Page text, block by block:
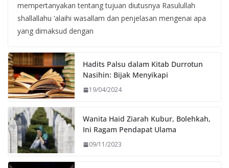
mempertanyakan tentang tujuan diutusnya Rasulullah
shallallahu ‘alaihi wasallam dan penjelasan mengenai apa
yang dimaksud dengan
Hadits Palsu dalam Kitab Durrotun
Nasihin: Bijak Menyikapi
19/04/2024
Wanita Haid Ziarah Kubur, Bolehkah,
Ini Ragam Pendapat Ulama
09/11/2023